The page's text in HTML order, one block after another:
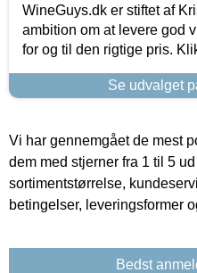
WineGuys.dk er stiftet af
ambition om at levere god
for og til den rigtige pris.
Se udvalget
Vi har gennemgået de mest
dem med stjerner fra 1 til 5
sortimentstørrelse,
betingelser, leveringsformer
Bedst